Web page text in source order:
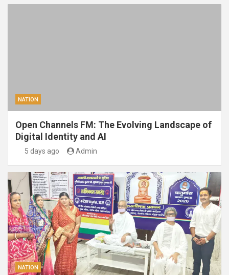
NATION
Open Channels FM: The Evolving Landscape of
Digital Identity and AI
5 days ago Admin
NATION